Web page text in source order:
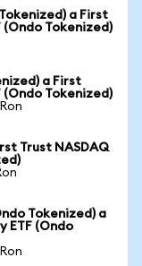
a First
(Ondo Tokenized)
a First
(Ondo Tokenized)
Trust NASDAQ
Tokenized) a
ETF (Ondo